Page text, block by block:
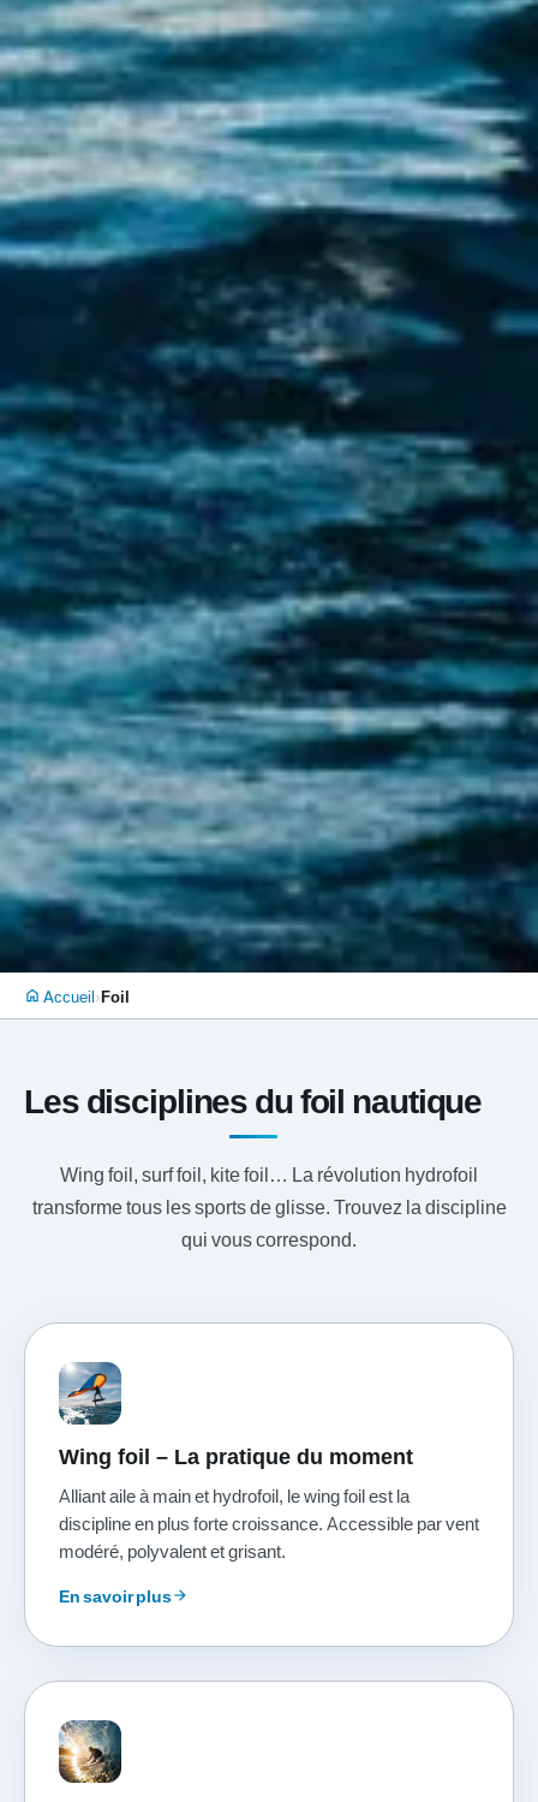
home Accueil›Foil
Les disciplines du foil nautique
Wing foil, surf foil, kite foil… La révolution hydrofoil
transforme tous les sports de glisse. Trouvez la discipline
qui vous correspond.
Wing foil – La pratique du moment
Alliant aile à main et hydrofoil, le wing foil est la
discipline en plus forte croissance. Accessible par vent
modéré, polyvalent et grisant.
En savoir plusarrow_forward